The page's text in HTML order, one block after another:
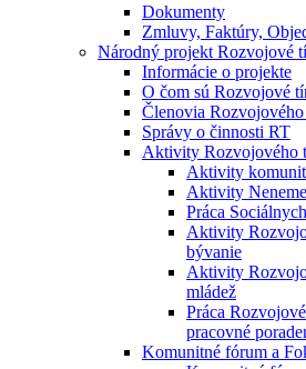
Dokumenty
Zmluvy, Faktúry,
Národný projekt Rozvojové
Informácie o projekte
O čom sú Rozvojové
Členovia
Správy o činnosti RT
Aktivity Rozvojového
Aktivity
Aktivity
Práca
Aktivity
bývanie
Aktivity
mládež
Práca
pracovné
Komunitné fórum a